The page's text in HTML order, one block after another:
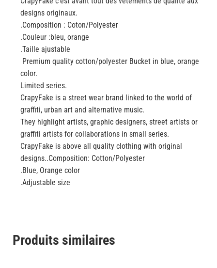
designs originaux.
.Composition : Coton/Polyester
.Couleur :bleu, orange
.Taille ajustable
Premium quality cotton/polyester Bucket in blue, orange
color.
Limited series.
CrapyFake is a street wear brand linked to the world of
graffiti, urban art and alternative music.
They highlight artists, graphic designers, street artists or
graffiti artists for collaborations in small series.
CrapyFake is above all quality clothing with original
designs..Composition: Cotton/Polyester
.Blue, Orange color
.Adjustable size
Produits similaires